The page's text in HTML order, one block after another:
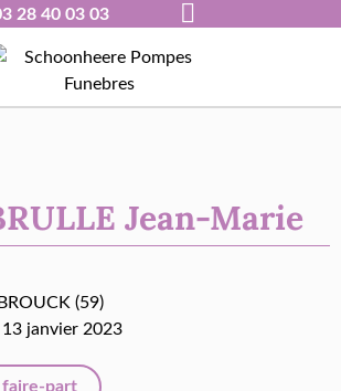
28 40 03 03
Jean-Marie
(59)
janvier 2023
part